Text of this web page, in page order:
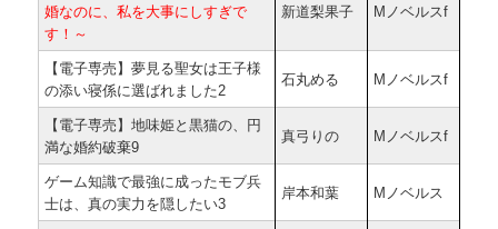
婚なのに、私を大事にしすぎで
す！～
新道梨果子 Mノベルスf
【電子専売】夢見る聖女は王子様
の添い寝係に選ばれました2
石丸める Mノベルスf
【電子専売】地味姫と黒猫の、円
満な婚約破棄9
真弓りの Mノベルスf
ゲーム知識で最強に成ったモブ兵
士は、真の実力を隠したい3
岸本和葉 Mノベルス